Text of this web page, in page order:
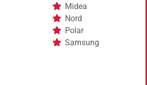
Midea
Nord
Polar
Samsung